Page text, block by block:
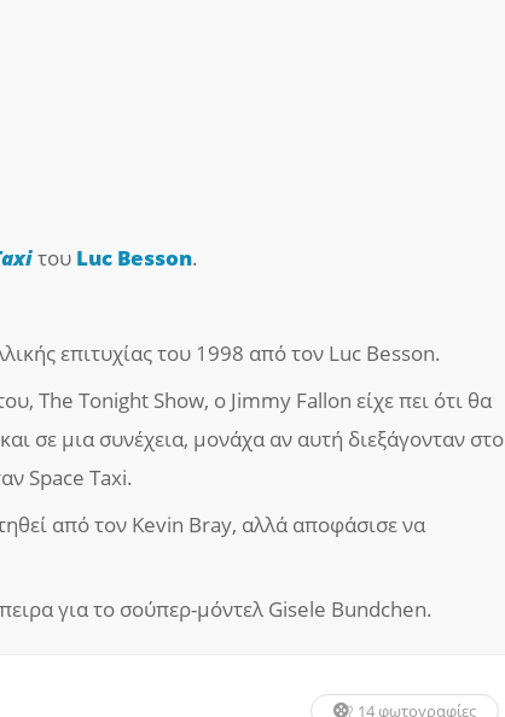
του Luc Besson.
επιτυχίας του 1998 από τον Luc Besson.
The Tonight Show, ο Jimmy Fallon είχε πει ότι θα
σε μια συνέχεια, μονάχα αν αυτή διεξάγονταν στο
Space Taxi.
από τον Kevin Bray, αλλά αποφάσισε να
για το σούπερ-μόντελ Gisele Bundchen.
14 φωτογραφίες